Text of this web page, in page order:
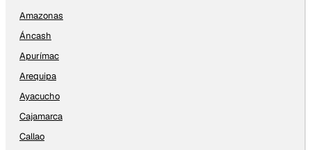
Amazonas
Áncash
Apurímac
Arequipa
Ayacucho
Cajamarca
Callao